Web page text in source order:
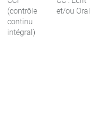
(contrôle
continu
intégral)
et/ou Oral